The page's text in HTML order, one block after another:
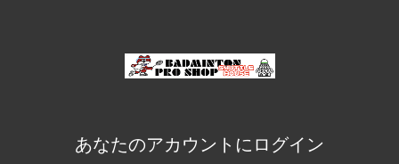
あなたのアカウントにログイン